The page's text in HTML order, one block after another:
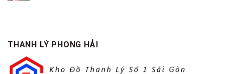
Điểm
THANH LÝ PHONG HẢI